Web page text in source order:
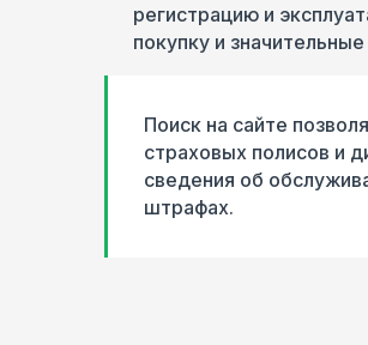
регистрацию и
покупку и
Поиск на сайте
страховых полисов и
сведения об
штрафах.